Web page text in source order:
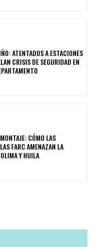
ATENTADOS A ESTACIONES
CRISIS DE SEGURIDAD EN
CÓMO LAS
FARC AMENAZAN LA
Y HUILA